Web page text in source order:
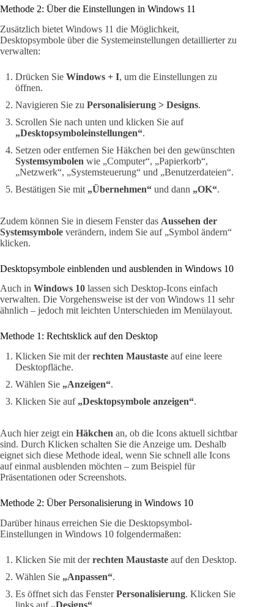
Methode 2: Über die Einstellungen in Windows 11
Zusätzlich bietet Windows 11 die Möglichkeit,
Desktopsymbole über die Systemeinstellungen detaillierter zu
verwalten:
Drücken Sie Windows + I, um die Einstellungen zu
öffnen.
Navigieren Sie zu Personalisierung > Designs.
Scrollen Sie nach unten und klicken Sie auf
„Desktopsymboleinstellungen“.
Setzen oder entfernen Sie Häkchen bei den gewünschten
Systemsymbolen wie „Computer“, „Papierkorb“,
„Netzwerk“, „Systemsteuerung“ und „Benutzerdateien“.
Bestätigen Sie mit „Übernehmen“ und dann „OK“.
Zudem können Sie in diesem Fenster das Aussehen der
Systemsymbole verändern, indem Sie auf „Symbol ändern“
klicken.
Desktopsymbole einblenden und ausblenden in Windows 10
Auch in Windows 10 lassen sich Desktop-Icons einfach
verwalten. Die Vorgehensweise ist der von Windows 11 sehr
ähnlich – jedoch mit leichten Unterschieden im Menülayout.
Methode 1: Rechtsklick auf den Desktop
Klicken Sie mit derrechten Maustaste auf eine leere
Desktopfläche.
Wählen Sie „Anzeigen“.
Klicken Sie auf „Desktopsymbole anzeigen“.
Auch hier zeigt ein Häkchen an, ob die Icons aktuell sichtbar
sind. Durch Klicken schalten Sie die Anzeige um. Deshalb
eignet sich diese Methode ideal, wenn Sie schnell alle Icons
auf einmal ausblenden möchten – zum Beispiel für
Präsentationen oder Screenshots.
Methode 2: Über Personalisierung in Windows 10
Darüber hinaus erreichen Sie die Desktopsymbol-
Einstellungen in Windows 10 folgendermaßen:
Klicken Sie mit derrechten Maustaste auf den Desktop.
Wählen Sie „Anpassen“.
Es öffnet sich das FensterPersonalisierung. Klicken Sie
links auf „Designs“